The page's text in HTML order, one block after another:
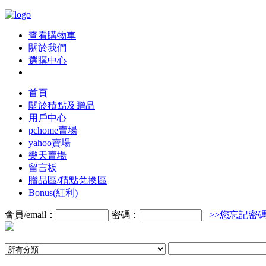
查看購物車
關於我們
選購中心
首頁
關於積點及贈品
用戶中心
pchome賣場
yahoo賣場
樂天賣場
留言板
贈品區/積點兌換區
Bonus(紅利)
會員/email： 密碼： >>您忘記密